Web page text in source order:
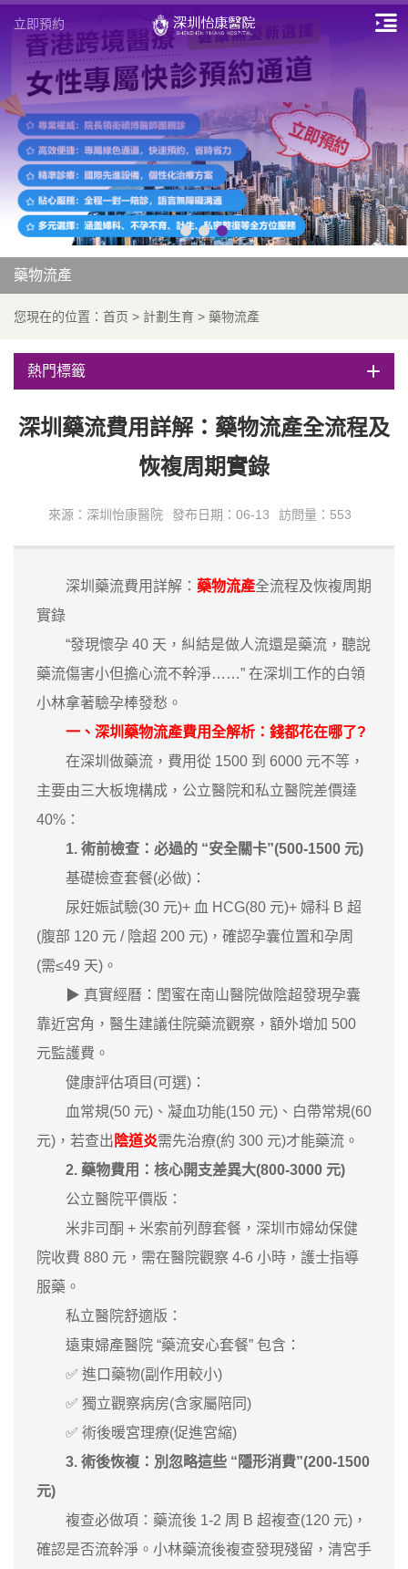
立即預約
藥物流產
您現在的位置： 首页 > 計劃生育 > 藥物流產
熱門標籤
深圳藥流費用詳解：藥物流產全流程及
恢複周期實錄
來源：深圳怡康醫院 發布日期：06-13 訪問量：553
深圳藥流費用詳解： 藥物流產全流程及恢複周期
實錄
“發現懷孕 40 天，糾結是做人流還是藥流，聽說
藥流傷害小但擔心流不幹淨……” 在深圳工作的白領
小林拿著驗孕棒發愁。
一、深圳藥物流產費用全解析：錢都花在哪了?
在深圳做藥流，費用從 1500 到 6000 元不等，
主要由三大板塊構成，公立醫院和私立醫院差價達
40%：
1. 術前檢查：必過的 “安全關卡”(500-1500 元)
基礎檢查套餐(必做)：
尿妊娠試驗(30 元)+ 血 HCG(80 元)+ 婦科 B 超
(腹部 120 元 / 陰超 200 元)，確認孕囊位置和孕周
(需≤49 天)。
▶ 真實經曆：閨蜜在南山醫院做陰超發現孕囊
靠近宮角，醫生建議住院藥流觀察，額外增加 500
元監護費。
健康評估項目(可選)：
血常規(50 元)、凝血功能(150 元)、白帶常規(60
元)，若查出 陰道炎需先治療(約 300 元)才能藥流。
2. 藥物費用：核心開支差異大(800-3000 元)
公立醫院平價版：
米非司酮 + 米索前列醇套餐，深圳市婦幼保健
院收費 880 元，需在醫院觀察 4-6 小時，護士指導
服藥。
私立醫院舒適版：
遠東婦產醫院 “藥流安心套餐” 包含：
✅ 進口藥物(副作用較小)
✅ 獨立觀察病房(含家屬陪同)
✅ 術後暖宮理療(促進宮縮)
3. 術後恢複：別忽略這些 “隱形消費”(200-1500
元)
複查必做項：藥流後 1-2 周 B 超複查(120 元)，
確認是否流幹淨。小林藥流後複查發現殘留，清宮手